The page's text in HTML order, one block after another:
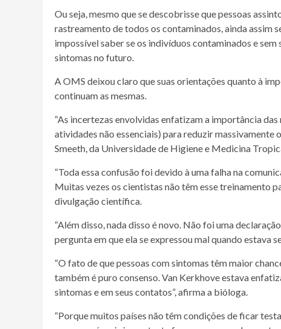
Ou seja, mesmo que se descobrisse que pessoas
rastreamento de todos os contaminados, ainda assim
impossível saber se os indivíduos contaminados e
sintomas no futuro.
A OMS deixou claro que suas orientações quanto à
continuam as mesmas.
“As incertezas envolvidas enfatizam a importância
atividades não essenciais) para reduzir massivamente
Smeeth, da Universidade de Higiene e Medicina
“Toda essa confusão foi devido à uma falha na
Muitas vezes os cientistas não têm esse treinamento
divulgação científica.
“Além disso, nada disso é novo. Não foi uma
pergunta em que ela se expressou mal quando estava
“O fato de que pessoas com sintomas têm maior
também é puro consenso. Van Kerkhove estava
sintomas e em seus contatos”, afirma a bióloga.
“Porque muitos países não têm condições de ficar